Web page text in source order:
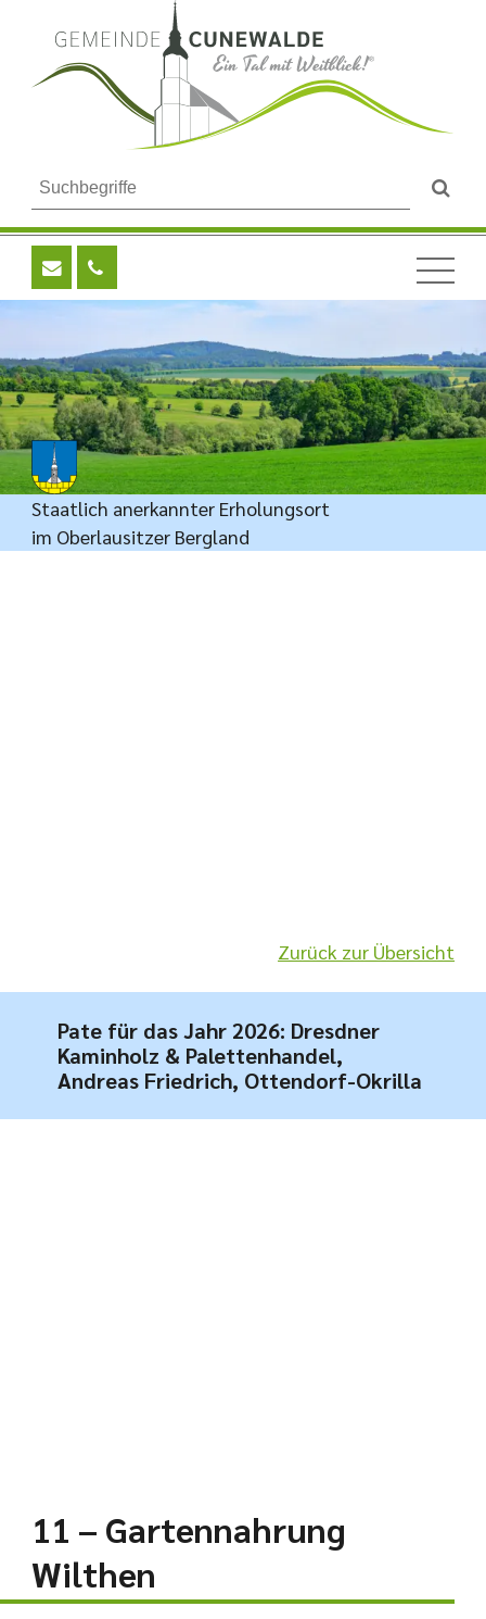
Staatlich anerkannter Erholungsort
im Oberlausitzer Bergland
Zurück zur Übersicht
Pate für das Jahr 2026: Dresdner
Kaminholz & Palettenhandel,
Andreas Friedrich, Ottendorf-Okrilla
11 – Gartennahrung
Wilthen